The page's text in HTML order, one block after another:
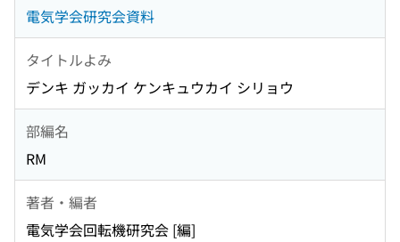
電気学会研究会資料
タイトルよみ
デンキ ガッカイ ケンキュウカイ シリョウ
部編名
RM
著者・編者
電気学会回転機研究会 [編]